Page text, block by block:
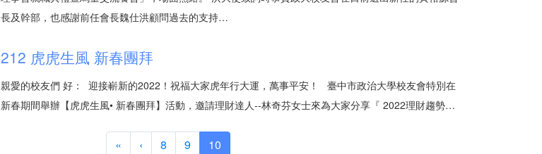
長及幹部，也感謝前任會長魏仕洪顧問過去的支持…
212 虎虎生風 新春團拜
親愛的校友們 好： 迎接嶄新的2022！祝福大家虎年行大運，萬事平安！ 臺中市政治大學校友會特別在
新春期間舉辦【虎虎生風• 新春團拜】活動，邀請理財達人--林奇芬女士來為大家分享『 2022理財趨勢…
« ‹ 8 9 10